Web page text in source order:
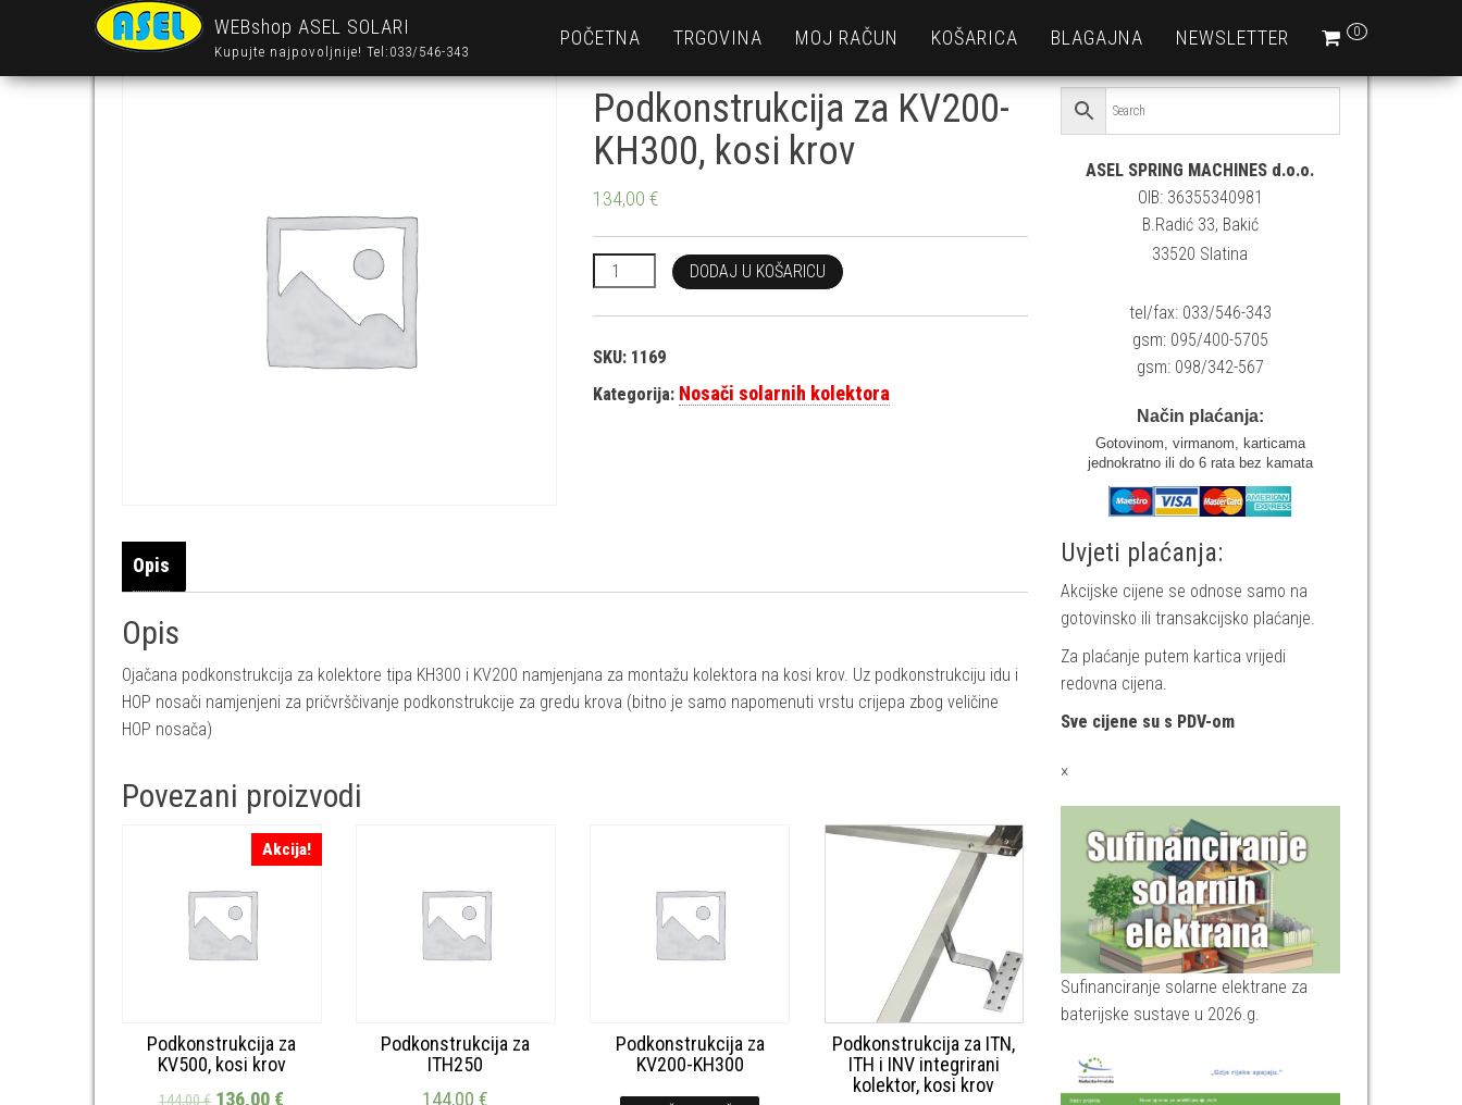
WEBshop ASEL SOLARI
Kupujte najpovoljnije! Tel:033/546-343
0
POČETNA TRGOVINA MOJ RAČUN KOŠARICA BLAGAJNA NEWSLETTER
Podkonstrukcija za KV200-
KH300, kosi krov
134,00 €
Podkonstrukcija za KV200-KH300, kosi krov količina
DODAJ U KOŠARICU
SKU: 1169
Kategorija: Nosači solarnih kolektora
Opis
Opis
Ojačana podkonstrukcija za kolektore tipa KH300 i KV200 namjenjana za montažu kolektora na kosi krov. Uz podkonstrukciju idu i
HOP nosači namjenjeni za pričvrščivanje podkonstrukcije za gredu krova (bitno je samo napomenuti vrstu crijepa zbog veličine
HOP nosača)
Povezani proizvodi
Akcija!
Podkonstrukcija za
KV500, kosi krov
136,00€
Podkonstrukcija za
ITH250
144,00€
Podkonstrukcija za
KV200-KH300
Podkonstrukcija za ITN,
ITH i INV integrirani
kolektor, kosi krov
ASEL SPRING MACHINES d.o.o.
OIB: 36355340981
B.Radić 33, Bakić
33520 Slatina
tel/fax: 033/546-343
gsm: 095/400-5705
gsm: 098/342-567
Način plaćanja:
Gotovinom, virmanom, karticama
jednokratno ili do 6 rata bez kamata
Uvjeti plaćanja:
Akcijske cijene se odnose samo na
gotovinsko ili transakcijsko plaćanje.
Za plaćanje putem kartica vrijedi
redovna cijena.
Sve cijene su s PDV-om
×
Sufinanciranje solarne elektrane za
baterijske sustave u 2026.g.